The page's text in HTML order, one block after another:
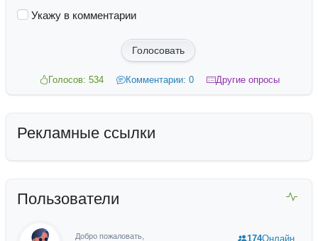
Укажу в комментарии
Голосовать
Голосов: 534 Комментарии: 0 Другие опросы
Рекламные ссылки
Пользователи
Добро пожаловать, 174Онлайн